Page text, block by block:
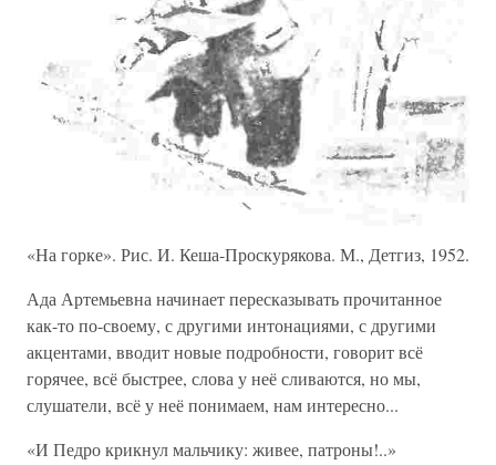
«На горке». Рис. И. Кеша-Проскурякова. М., Детгиз, 1952.
Ада Артемьевна начинает пересказывать прочитанное
как-то по-своему, с другими интонациями, с другими
акцентами, вводит новые подробности, говорит всё
горячее, всё быстрее, слова у неё сливаются, но мы,
слушатели, всё у неё понимаем, нам интересно...
«И Педро крикнул мальчику: живее, патроны!..»